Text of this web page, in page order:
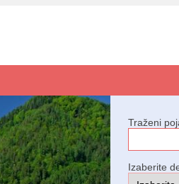
Traženi
Izaberite